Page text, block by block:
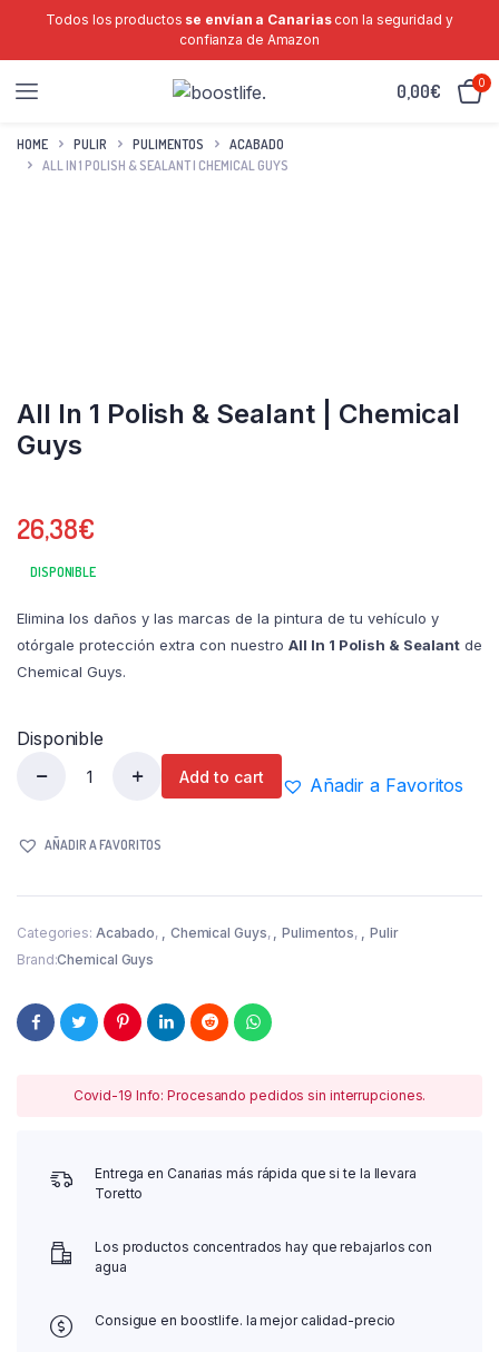
Todos los productos se envían a Canariascon la seguridad y
confianza de Amazon
0,00€ 0
HOME PULIR PULIMENTOS
ACABADO
ALL IN 1 POLISH & SEALANT | CHEMICAL GUYS
All In 1 Polish & Sealant | Chemical
Guys
26,38€
DISPONIBLE
Elimina los daños y las marcas de la pintura de tu vehículo y
otórgale protección extra con nuestro All In 1 Polish & Sealant de
Chemical Guys.
Disponible
1
&
Guys
quantity
Add to cart Añadir a Favoritos
AÑADIR A FAVORITOS
Categories: Acabado, Chemical Guys, Pulimentos,
Pulir
Brand:Chemical Guys
Covid-19 Info: Procesando pedidos sin interrupciones.
Entrega en Canarias más rápida que si te la llevara
Toretto
Los productos concentrados hay que rebajarlos con
agua
Consigue en boostlife. la mejor calidad-precio